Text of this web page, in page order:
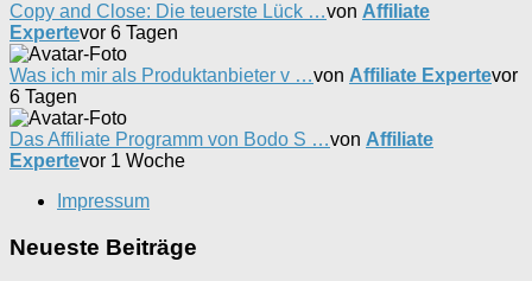
Copy and Close: Die teuerste Lück …von Affiliate
Expertevor 6 Tagen
Was ich mir als Produktanbieter v …von Affiliate Expertevor
6 Tagen
Das Affiliate Programm von Bodo S …von Affiliate
Expertevor 1 Woche
Impressum
Neueste Beiträge